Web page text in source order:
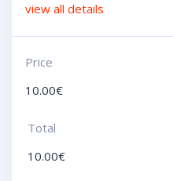
view all details
Price
10.00€
Total
10.00€